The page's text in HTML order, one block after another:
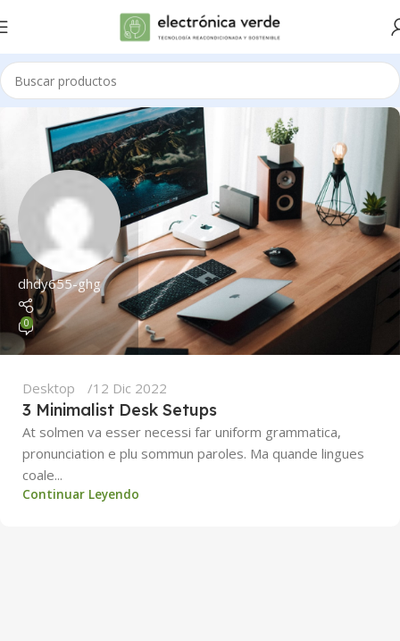
dhdy655-ghg
0
Desktop 12 Dic 2022
3 Minimalist Desk Setups
At solmen va esser necessi far uniform grammatica,
pronunciation e plu sommun paroles. Ma quande lingues
coale...
Continuar Leyendo